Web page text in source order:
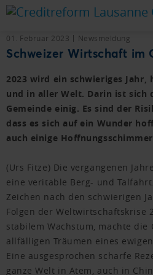
01. Februar 2023 Newsmeldung
Schweizer Wirtschaft im
2023 wird ein schwieriges
und in aller Welt. Darin ist sich
Gemeinde einig. Es sind der
dass es sich auf ein Wunder
auch einige
(Urs Fitze) Die vergangenen
eine veritable Berg- und
Zeichen nach den schwierigen
Folgen der Weltwirtschaftskrise
stabilem Wachstum, machte die
allfälligen Träumen eines
Eine ausgesprochen scharfe
ganze Welt in Atem, auch in